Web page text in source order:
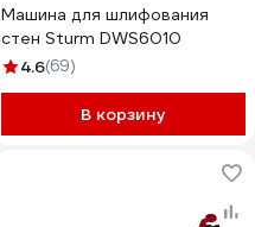
Машина для шлифования
стен Sturm DWS6010
4.6(69)
В корзину